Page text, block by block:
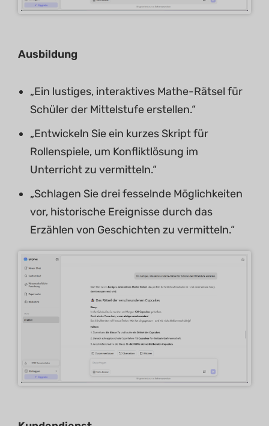
Ausbildung
„Ein lustiges, interaktives Mathe-Rätsel für
Schüler der Mittelstufe erstellen.“
„Entwickeln Sie ein kurzes Skript für
Rollenspiele, um Konfliktlösung im
Unterricht zu vermitteln.“
„Schlagen Sie drei fesselnde Möglichkeiten
vor, historische Ereignisse durch das
Erzählen von Geschichten zu vermitteln.“